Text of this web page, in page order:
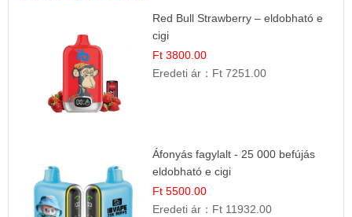
Red Bull Strawberry – eldobható e
cigi
Ft 3800.00
Eredeti ár： Ft 7251.00
Áfonyás fagylalt - 25 000 befújás
eldobható e cigi
Ft 5500.00
Eredeti ár： Ft 11932.00